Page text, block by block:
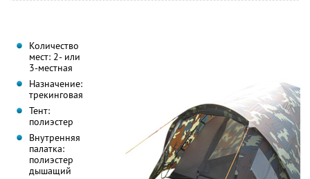
Количество
мест: 2- или
3-местная
Назначение:
трекинговая
Тент:
полиэстер
Внутренняя
палатка:
полиэстер
дышащий